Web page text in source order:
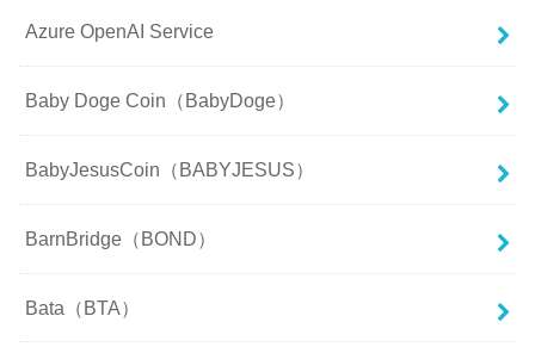
Azure OpenAI Service
Baby Doge Coin（BabyDoge）
BabyJesusCoin（BABYJESUS）
BarnBridge（BOND）
Bata（BTA）